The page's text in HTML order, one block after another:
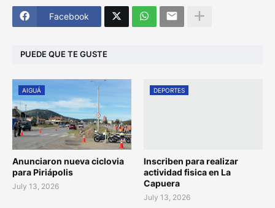
Facebook
PUEDE QUE TE GUSTE
AIGUÁ
Anunciaron nueva ciclovia
para Piriápolis
July 13, 2026
DEPORTES
Inscriben para realizar
actividad fisica en La
Capuera
July 13, 2026